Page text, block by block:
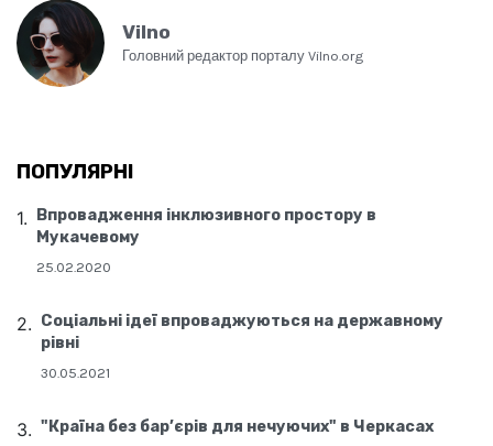
Vilno
Головний редактор порталу Vilno.org
ПОПУЛЯРНІ
Впровадження інклюзивного простору в
Мукачевому
25.02.2020
Соціальні ідеї впроваджуються на державному
рівні
30.05.2021
"Країна без бар’єрів для нечуючих" в Черкасах